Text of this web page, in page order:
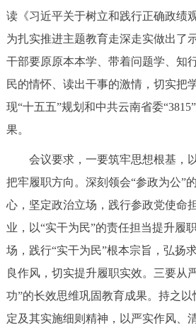
读《习近平关于树立和践行正确政绩
为扎实推进主题教育走深走实做出了
干部要原原本本学、带着问题学、知
民的情怀、读出干事的激情，切实把
现“十五五”规划和中共云南省委
果。
会议要求，一要筑牢思想根基，以
把牢履职方向。深刻领会“参政为公”
心，坚定政治立场，践行参政党使命
业，以“实干为民”的责任担当提升履
场，践行“实干为民”根本宗旨，弘扬
良作风，切实提升履职实效。三要从
功”的长效思维巩固教育成果。持之
定及其实施细则精神，以严实作风、